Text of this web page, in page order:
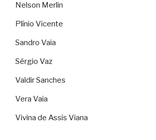
Nelson Merlin
Plínio Vicente
Sandro Vaia
Sérgio Vaz
Valdir Sanches
Vera Vaia
Vivina de Assis Viana